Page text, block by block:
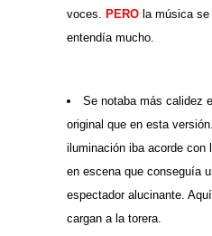
voces. PERO la música
entendía mucho.
Se notaba más calidez
original que en esta
iluminación iba acorde con
en escena que conseguía
espectador alucinante.
cargan a la torera.